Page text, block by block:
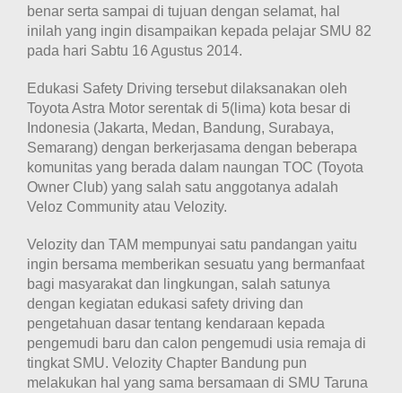
benar serta sampai di tujuan dengan selamat, hal
inilah yang ingin disampaikan kepada pelajar SMU 82
pada hari Sabtu 16 Agustus 2014.
Edukasi Safety Driving tersebut dilaksanakan oleh
Toyota Astra Motor serentak di 5(lima) kota besar di
Indonesia (Jakarta, Medan, Bandung, Surabaya,
Semarang) dengan berkerjasama dengan beberapa
komunitas yang berada dalam naungan TOC (Toyota
Owner Club) yang salah satu anggotanya adalah
Veloz Community atau Velozity.
Velozity dan TAM mempunyai satu pandangan yaitu
ingin bersama memberikan sesuatu yang bermanfaat
bagi masyarakat dan lingkungan, salah satunya
dengan kegiatan edukasi safety driving dan
pengetahuan dasar tentang kendaraan kepada
pengemudi baru dan calon pengemudi usia remaja di
tingkat SMU. Velozity Chapter Bandung pun
melakukan hal yang sama bersamaan di SMU Taruna